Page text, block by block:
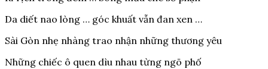
Da diết nao lòng … góc khuất vẫn đan xen …
Sài Gòn nhẹ nhàng trao nhận những thương yêu
Những chiếc ô quen dìu nhau từng ngõ phố